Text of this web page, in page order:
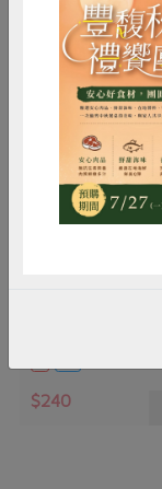
$240
惜食
雞蛋